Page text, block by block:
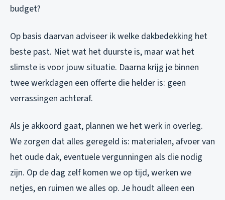
budget?
Op basis daarvan adviseer ik welke dakbedekking het
beste past. Niet wat het duurste is, maar wat het
slimste is voor jouw situatie. Daarna krijg je binnen
twee werkdagen een offerte die helder is: geen
verrassingen achteraf.
Als je akkoord gaat, plannen we het werk in overleg.
We zorgen dat alles geregeld is: materialen, afvoer van
het oude dak, eventuele vergunningen als die nodig
zijn. Op de dag zelf komen we op tijd, werken we
netjes, en ruimen we alles op. Je houdt alleen een